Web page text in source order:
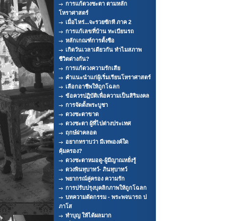
การแก้ดวงชะตา ตามหลัก
โหราศาสตร์
เมื่อไหร่...จะรวยซักที ภาค 2
การแก้เลขที่บ้าน ทะเบียนรถ
หลักเกณฑ์การตั้งชือ
เกิดวันเวลาเดียวกัน ทำไมสภาพ
ชีวิตต่างกัน?
การแก้ดวงความรักเสีย
คำแนะนำแก่ผู้เริ่มเรียนโหราศาสตร์
เลือกอาชีพให้ถูกโฉลก
ข้อควรปฏิบัติเพื่อความเป็นสิริมงคล
การจัดตั้งพระบูชา
ดวงชะตาขาด
ดวงชะตา ผู้ที่ไปต่างประเทศ
ฤกษ์ผ่าคลอด
อยากทราบว่า มีเทพองค์ใด
คุ้มครอง?
ดวงชะตาหมอดู-ผู้มีญาณหยั่งรู้
ดวงพินทุบาทว์- ภินทุบาทว์
พยากรณ์คู่ครอง ความรัก
การปรับปรุงบุคลิกภาพให้ถูกโฉลก
บทความตัดกรรม - พระพจนารถ ป
ภาโส
ทำบุญ ให้ได้ผลมาก